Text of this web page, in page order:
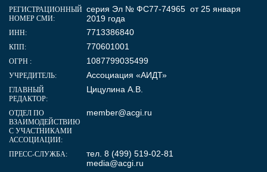
РЕГИСТРАЦИОННЫЙ
НОМЕР СМИ:
серия Эл № ФС77-74965 от 25 января
2019 года
ИНН: 7713386840
КПП: 770601001
ОГРН : 1087799035499
УЧРЕДИТЕЛЬ: Ассоциация «АИДТ»
ГЛАВНЫЙ
РЕДАКТОР:
Цицулина А.В.
ОТДЕЛ ПО
ВЗАИМОДЕЙСТВИЮ
С УЧАСТНИКАМИ
АССОЦИАЦИИ:
member@acgi.ru
ПРЕСС-СЛУЖБА:
тел. 8 (499) 519-02-81
media@acgi.ru